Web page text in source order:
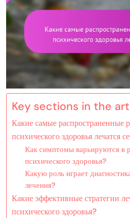
Key sections in the
Какие самые распространенные
психического здоровья лечатся
Как симптомы варьируются в
психического здоровья?
Какую роль играет
лечения?
Какие эффективные стратегии
психического здоровья?